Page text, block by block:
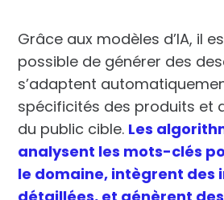
Grâce aux modèles d’IA, il
possible de générer des
s’adaptent
spécificités des produits et
du public cible. Les
analysent les mots-clés
le domaine, intègrent des